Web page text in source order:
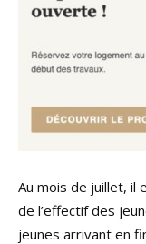
Au mois de juillet, il
de l’effectif des
jeunes arrivant en